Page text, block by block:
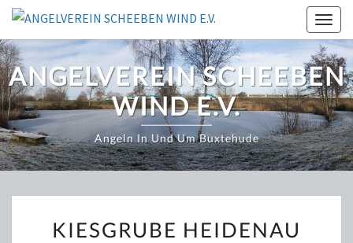
Zum
springen
ANGELVEREIN SCHEEBEN
WIND E.V.
Angeln In Und Um Buxtehude
HEIDENAU
KIESGRUBE HEIDENAU